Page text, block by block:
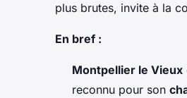
plus brutes, invite à la
En bref :
Montpellier le Vieux
reconnu pour son